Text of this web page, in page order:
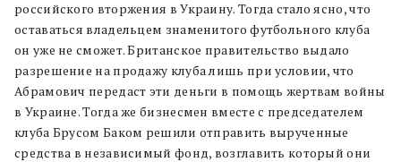
российского вторжения в Украину. Тогда стало ясно, что
оставаться владельцем знаменитого футбольного клуба
он уже не сможет. Британское правительство выдало
разрешение на продажу клуба лишь при условии, что
Абрамович передаст эти деньги в помощь жертвам войны
в Украине. Тогда же бизнесмен вместе с председателем
клуба Брусом Баком решили отправить вырученные
средства в независимый фонд, возглавить который они